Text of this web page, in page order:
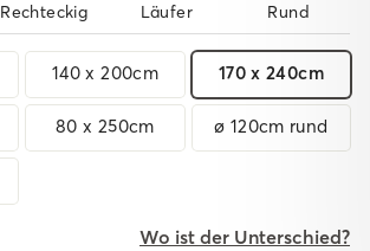
Rechteckig Läufer Rund
140 x 200cm 170 x 240cm
80 x 250cm ø 120cm rund
Wo ist der Unterschied?